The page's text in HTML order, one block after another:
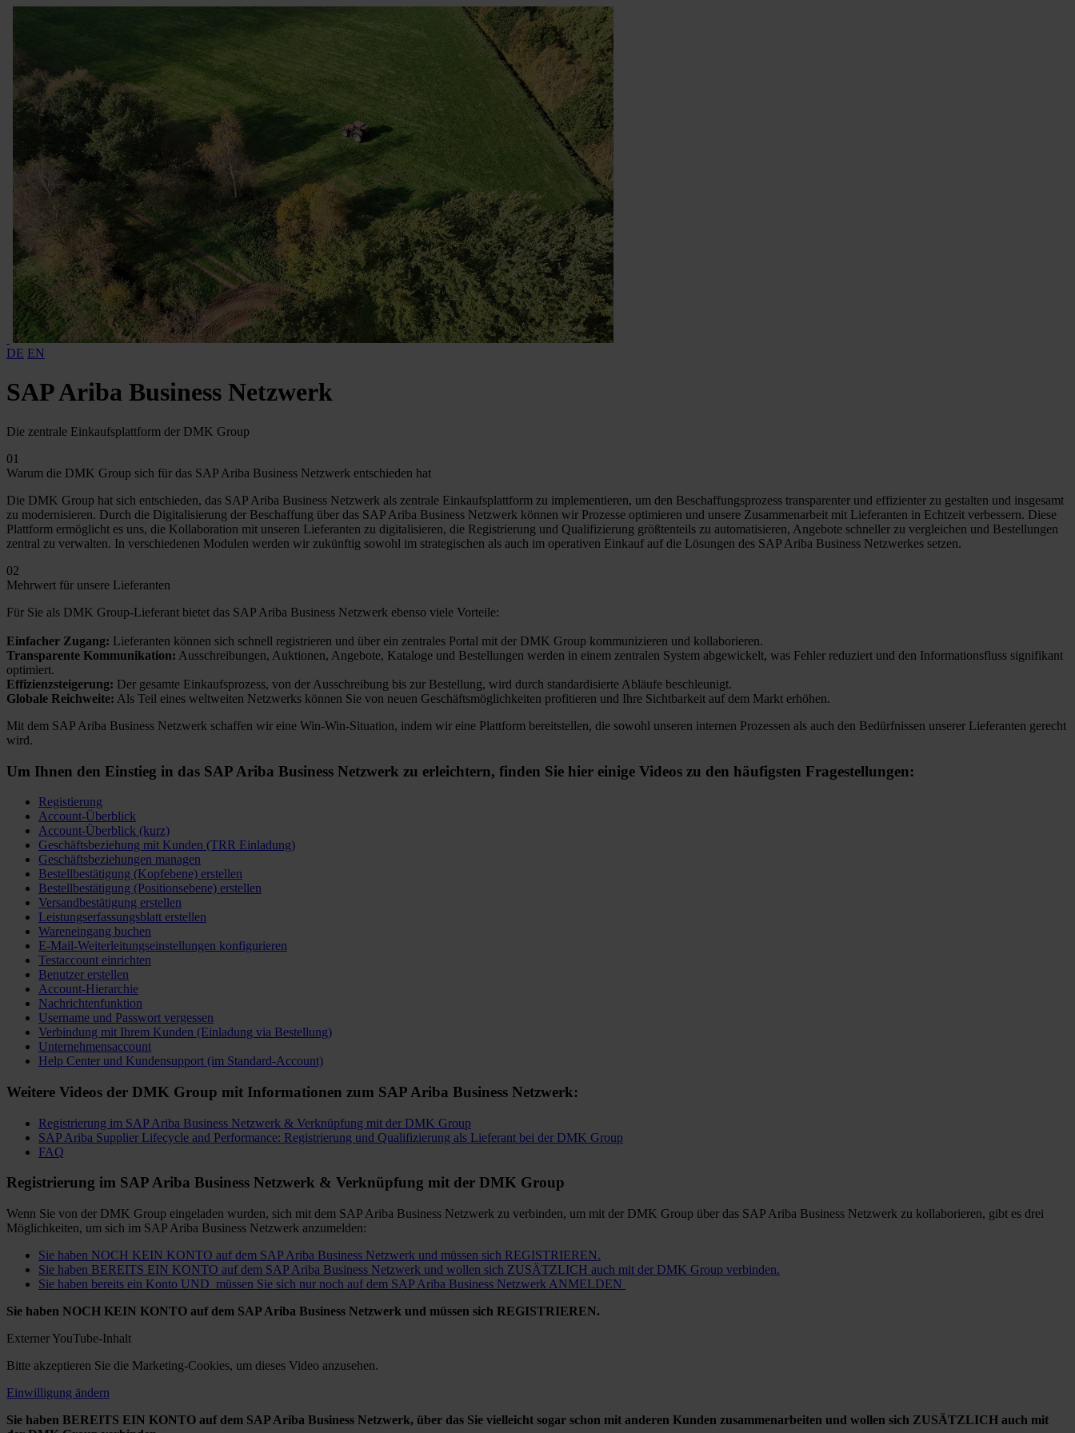
DE EN
SAP Ariba Business Netzwerk
Die zentrale Einkaufsplattform der DMK Group
01
Warum die DMK Group sich für das SAP Ariba Business Netzwerk entschieden hat
Die DMK Group hat sich entschieden, das SAP Ariba Business Netzwerk als zentrale Einkaufsplattform zu implementieren, um den Beschaffungsprozess transparenter und effizienter zu gestalten und insgesamt
zu modernisieren. Durch die Digitalisierung der Beschaffung über das SAP Ariba Business Netzwerk können wir Prozesse optimieren und unsere Zusammenarbeit mit Lieferanten in Echtzeit verbessern. Diese
Plattform ermöglicht es uns, die Kollaboration mit unseren Lieferanten zu digitalisieren, die Registrierung und Qualifizierung größtenteils zu automatisieren, Angebote schneller zu vergleichen und Bestellungen
zentral zu verwalten. In verschiedenen Modulen werden wir zukünftig sowohl im strategischen als auch im operativen Einkauf auf die Lösungen des SAP Ariba Business Netzwerkes setzen.
02
Mehrwert für unsere Lieferanten
Für Sie als DMK Group-Lieferant bietet das SAP Ariba Business Netzwerk ebenso viele Vorteile:
Einfacher Zugang: Lieferanten können sich schnell registrieren und über ein zentrales Portal mit der DMK Group kommunizieren und kollaborieren.
Transparente Kommunikation: Ausschreibungen, Auktionen, Angebote, Kataloge und Bestellungen werden in einem zentralen System abgewickelt, was Fehler reduziert und den Informationsfluss signifikant
optimiert.
Effizienzsteigerung: Der gesamte Einkaufsprozess, von der Ausschreibung bis zur Bestellung, wird durch standardisierte Abläufe beschleunigt.
Globale Reichweite: Als Teil eines weltweiten Netzwerks können Sie von neuen Geschäftsmöglichkeiten profitieren und Ihre Sichtbarkeit auf dem Markt erhöhen.
Mit dem SAP Ariba Business Netzwerk schaffen wir eine Win-Win-Situation, indem wir eine Plattform bereitstellen, die sowohl unseren internen Prozessen als auch den Bedürfnissen unserer Lieferanten gerecht
wird.
Um Ihnen den Einstieg in das SAP Ariba Business Netzwerk zu erleichtern, finden Sie hier einige Videos zu den häufigsten Fragestellungen:
Registierung
Account-Überblick
Account-Überblick (kurz)
Geschäftsbeziehung mit Kunden (TRR Einladung)
Geschäftsbeziehungen managen
Bestellbestätigung (Kopfebene) erstellen
Bestellbestätigung (Positionsebene) erstellen
Versandbestätigung erstellen
Leistungserfassungsblatt erstellen
Wareneingang buchen
E-Mail-Weiterleitungseinstellungen konfigurieren
Testaccount einrichten
Benutzer erstellen
Account-Hierarchie
Nachrichtenfunktion
Username und Passwort vergessen
Verbindung mit Ihrem Kunden (Einladung via Bestellung)
Unternehmensaccount
Help Center und Kundensupport (im Standard-Account)
Weitere Videos der DMK Group mit Informationen zum SAP Ariba Business Netzwerk:
Registrierung im SAP Ariba Business Netzwerk & Verknüpfung mit der DMK Group
SAP Ariba Supplier Lifecycle and Performance: Registrierung und Qualifizierung als Lieferant bei der DMK Group
FAQ
Registrierung im SAP Ariba Business Netzwerk & Verknüpfung mit der DMK Group
Wenn Sie von der DMK Group eingeladen wurden, sich mit dem SAP Ariba Business Netzwerk zu verbinden, um mit der DMK Group über das SAP Ariba Business Netzwerk zu kollaborieren, gibt es drei
Möglichkeiten, um sich im SAP Ariba Business Netzwerk anzumelden:
Sie haben NOCH KEIN KONTO auf dem SAP Ariba Business Netzwerk und müssen sich REGISTRIEREN.
Sie haben BEREITS EIN KONTO auf dem SAP Ariba Business Netzwerk und wollen sich ZUSÄTZLICH auch mit der DMK Group verbinden.
Sie haben bereits ein Konto UND müssen Sie sich nur noch auf dem SAP Ariba Business Netzwerk ANMELDEN
Sie haben NOCH KEIN KONTO auf dem SAP Ariba Business Netzwerk und müssen sich REGISTRIEREN.
Externer YouTube-Inhalt
Bitte akzeptieren Sie die Marketing-Cookies, um dieses Video anzusehen.
Einwilligung ändern
Sie haben BEREITS EIN KONTO auf dem SAP Ariba Business Netzwerk, über das Sie vielleicht sogar schon mit anderen Kunden zusammenarbeiten und wollen sich ZUSÄTZLICH auch mit